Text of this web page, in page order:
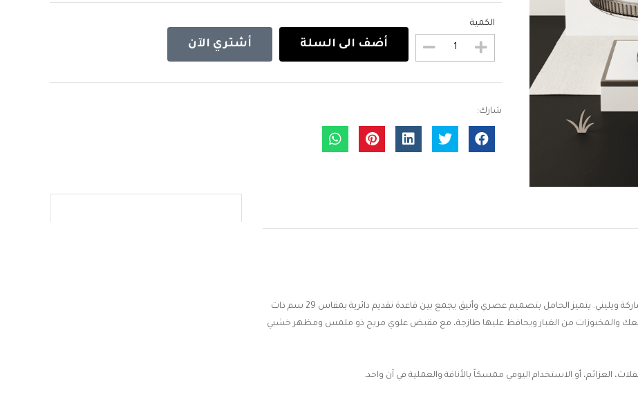
الكمية
أضف الى السلة أشتري الآن
شارك:
مع حامل الكعك الفاخر "لونا" من ماركة ويليني. يتميز الحامل بتصميم عصري وأنيق يجمع بين قاعدة تقديم دائرية بمقاس 29 سم ذات
والمخبوزات من الغبار ويحافظ عليها طازجة، مع مقبض علوي مريح ذو ملمس ومظهر خشبي
العزائم، أو الاستخدام اليومي ممسكاً بالأناقة والعملية في آن واحد.